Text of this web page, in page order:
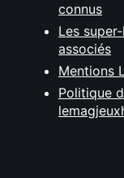
connus
Les
associés
Mentions
Politique